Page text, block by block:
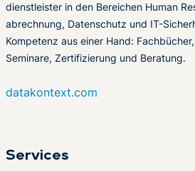
dienstleister in den Bereichen Human
abrechnung, Datenschutz und IT-
Kompetenz aus einer Hand:
Seminare, Zertifizierung und Beratung.
datakontext.com
Services